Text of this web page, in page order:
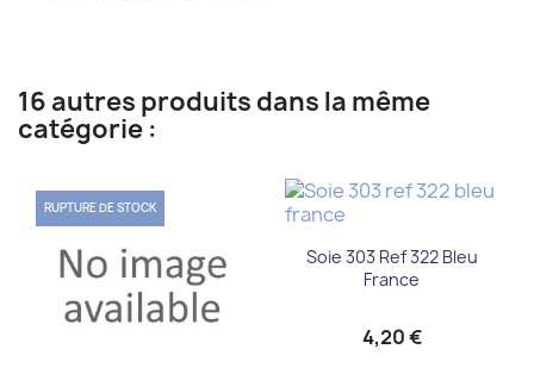
16 autres produits dans la même
catégorie :
RUPTURE DE STOCK
Soie 303 Ref 322 Bleu
France
4,20 €